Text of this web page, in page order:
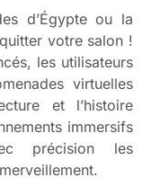
d’Égypte ou la
votre salon !
les utilisateurs
virtuelles
et l’histoire
immersifs
précision les